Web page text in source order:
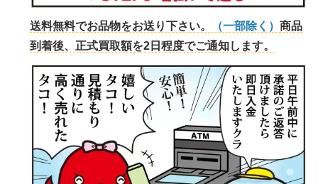
送料無料でお品物をお送り下さい。 （一部除く） 商品
到着後、正式買取額を2日程度でご通知します。